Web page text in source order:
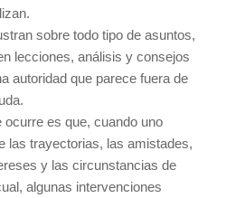
sobre todo tipo de asuntos,
lecciones, análisis y consejos
autoridad que parece fuera de
ocurre es que, cuando uno
las trayectorias, las amistades,
y las circunstancias de
algunas intervenciones